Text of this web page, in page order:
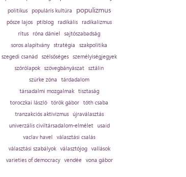
politikus populáris kultúra populizmus
pősze lajos ptiblog radikális
radikalizmus
rítus
róna dániel
sajtószabadság
soros alapítvány stratégia
szakpolitika
szegedi csanád szélsőséges személyiségjegyek
szórólapok szövegbányászat sztálin
szürke zóna
tárdadalom
társadalmi mozgalmak tisztaság
toroczkai lászló török gábor tóth csaba
tranzakciós aktivizmus újraválasztás
univerzális civiltársadalom-elmélet usaid
vaclav havel
választási csalás
választási szabályok választójog vallások
varieties of democracy vendée vona gábor